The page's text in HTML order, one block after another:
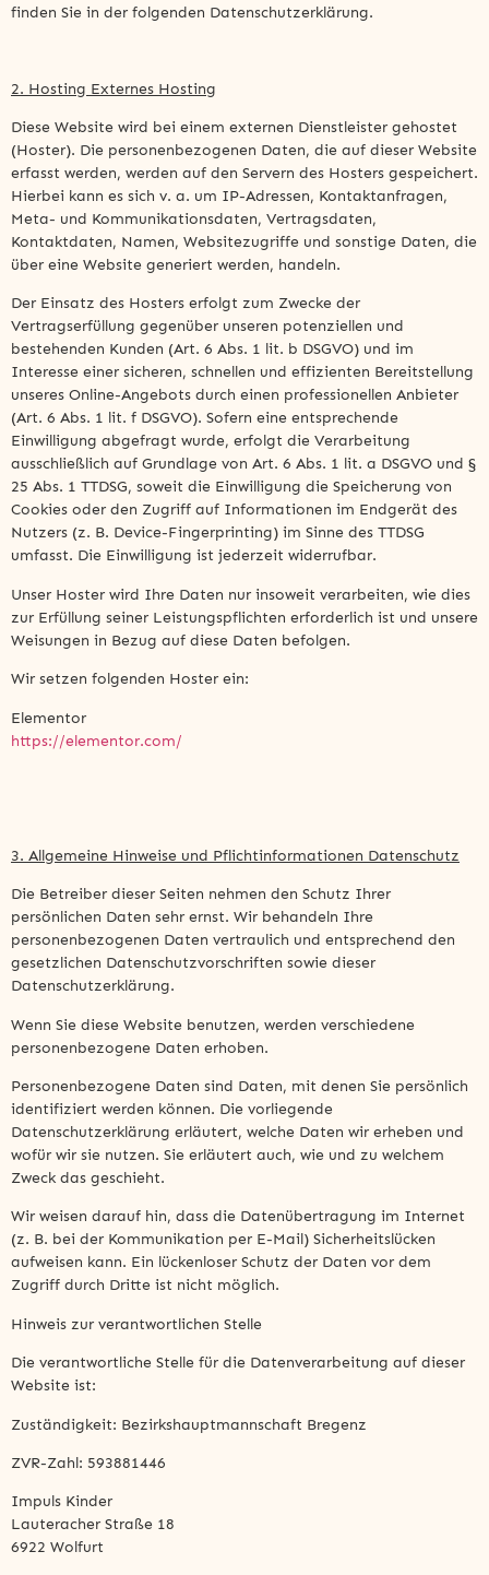
finden Sie in der folgenden Datenschutzerklärung.
2. Hosting Externes Hosting
Diese Website wird bei einem externen Dienstleister gehostet
(Hoster). Die personenbezogenen Daten, die auf dieser Website
erfasst werden, werden auf den Servern des Hosters gespeichert.
Hierbei kann es sich v. a. um IP-Adressen, Kontaktanfragen,
Meta- und Kommunikationsdaten, Vertragsdaten,
Kontaktdaten, Namen, Websitezugriffe und sonstige Daten, die
über eine Website generiert werden, handeln.
Der Einsatz des Hosters erfolgt zum Zwecke der
Vertragserfüllung gegenüber unseren potenziellen und
bestehenden Kunden (Art. 6 Abs. 1 lit. b DSGVO) und im
Interesse einer sicheren, schnellen und effizienten Bereitstellung
unseres Online-Angebots durch einen professionellen Anbieter
(Art. 6 Abs. 1 lit. f DSGVO). Sofern eine entsprechende
Einwilligung abgefragt wurde, erfolgt die Verarbeitung
ausschließlich auf Grundlage von Art. 6 Abs. 1 lit. a DSGVO und §
25 Abs. 1 TTDSG, soweit die Einwilligung die Speicherung von
Cookies oder den Zugriff auf Informationen im Endgerät des
Nutzers (z. B. Device-Fingerprinting) im Sinne des TTDSG
umfasst. Die Einwilligung ist jederzeit widerrufbar.
Unser Hoster wird Ihre Daten nur insoweit verarbeiten, wie dies
zur Erfüllung seiner Leistungspflichten erforderlich ist und unsere
Weisungen in Bezug auf diese Daten befolgen.
Wir setzen folgenden Hoster ein:
Elementor
https://elementor.com/
3. Allgemeine Hinweise und Pflichtinformationen Datenschutz
Die Betreiber dieser Seiten nehmen den Schutz Ihrer
persönlichen Daten sehr ernst. Wir behandeln Ihre
personenbezogenen Daten vertraulich und entsprechend den
gesetzlichen Datenschutzvorschriften sowie dieser
Datenschutzerklärung.
Wenn Sie diese Website benutzen, werden verschiedene
personenbezogene Daten erhoben.
Personenbezogene Daten sind Daten, mit denen Sie persönlich
identifiziert werden können. Die vorliegende
Datenschutzerklärung erläutert, welche Daten wir erheben und
wofür wir sie nutzen. Sie erläutert auch, wie und zu welchem
Zweck das geschieht.
Wir weisen darauf hin, dass die Datenübertragung im Internet
(z. B. bei der Kommunikation per E-Mail) Sicherheitslücken
aufweisen kann. Ein lückenloser Schutz der Daten vor dem
Zugriff durch Dritte ist nicht möglich.
Hinweis zur verantwortlichen Stelle
Die verantwortliche Stelle für die Datenverarbeitung auf dieser
Website ist:
Zuständigkeit: Bezirkshauptmannschaft Bregenz
ZVR-Zahl: 593881446
Impuls Kinder
Lauteracher Straße 18
6922 Wolfurt